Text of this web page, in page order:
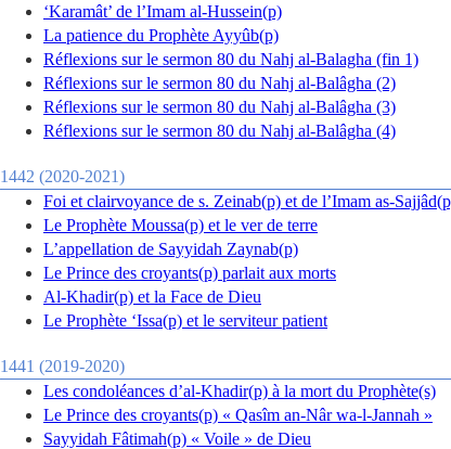
‘Karamât’ de l’Imam al-Hussein(p)
La patience du Prophète Ayyûb(p)
Réflexions sur le sermon 80 du Nahj al-Balagha (fin 1)
Réflexions sur le sermon 80 du Nahj al-Balâgha (2)
Réflexions sur le sermon 80 du Nahj al-Balâgha (3)
Réflexions sur le sermon 80 du Nahj al-Balâgha (4)
1442 (2020-2021)
Foi et clairvoyance de s. Zeinab(p) et de l’Imam as-
Le Prophète Moussa(p) et le ver de terre
L’appellation de Sayyidah Zaynab(p)
Le Prince des croyants(p) parlait aux morts
Al-Khadir(p) et la Face de Dieu
Le Prophète ‘Issa(p) et le serviteur patient
1441 (2019-2020)
Les condoléances d’al-Khadir(p) à la mort du Prophète(s)
Le Prince des croyants(p) « Qasîm an-Nâr wa-l-Jannah »
Sayyidah Fâtimah(p) « Voile » de Dieu